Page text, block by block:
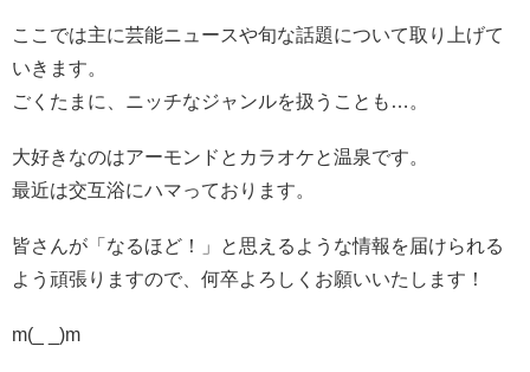
ここでは主に芸能ニュースや旬な話題について取り上げて
いきます。
ごくたまに、ニッチなジャンルを扱うことも…。
大好きなのはアーモンドとカラオケと温泉です。
最近は交互浴にハマっております。
皆さんが「なるほど！」と思えるような情報を届けられる
よう頑張りますので、何卒よろしくお願いいたします！
m(_ _)m